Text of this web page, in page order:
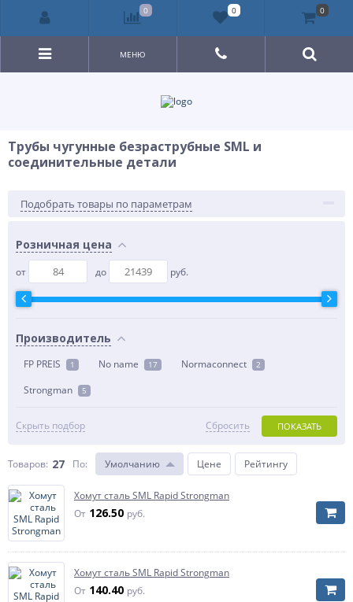
МЕНЮ
Трубы чугунные безраструбные SML и
соединительные детали
Подобрать товары по параметрам
Розничная цена
от до руб.
Производитель
FP PREIS 1 No name 17 Normaconnect 2
Strongman 5
Скрыть подбор ПОКАЗАТЬ
Сбросить
Товаров: 27 По: Умолчанию Цене Рейтингу
Хомут сталь SML Rapid Strongman
От 126.50 руб.
Хомут сталь SML Rapid Strongman
От 140.40 руб.
0 0 0